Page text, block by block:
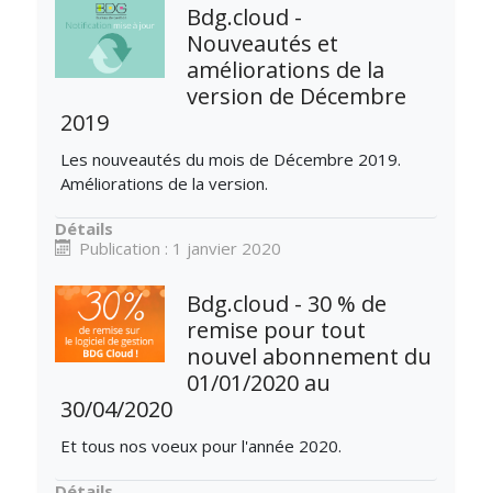
Bdg.cloud -
Nouveautés et
améliorations de la
version de Décembre
2019
Les nouveautés du mois de Décembre 2019.
Améliorations de la version.
Détails
Publication : 1 janvier 2020
Bdg.cloud - 30 % de
remise pour tout
nouvel abonnement du
01/01/2020 au
30/04/2020
Et tous nos voeux pour l'année 2020.